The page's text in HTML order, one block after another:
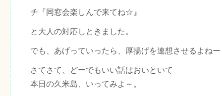
チ『同窓会楽しんで来てね☆』
と大人の対応しときました。
でも、あげっていったら、厚揚げを連想させるよね
さてさて、どーでもいい話はおいといて
本日の久米島、いってみよ～。